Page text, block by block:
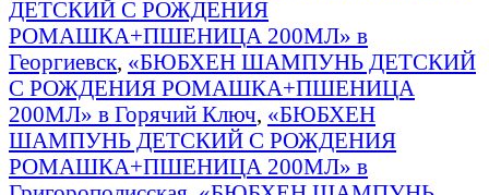
ДЕТСКИЙ С РОЖДЕНИЯ
РОМАШКА+ПШЕНИЦА 200МЛ» в
Георгиевск, «БЮБХЕН ШАМПУНЬ ДЕТСКИЙ
С РОЖДЕНИЯ РОМАШКА+ПШЕНИЦА
200МЛ» в Горячий Ключ, «БЮБХЕН
ШАМПУНЬ ДЕТСКИЙ С РОЖДЕНИЯ
РОМАШКА+ПШЕНИЦА 200МЛ» в